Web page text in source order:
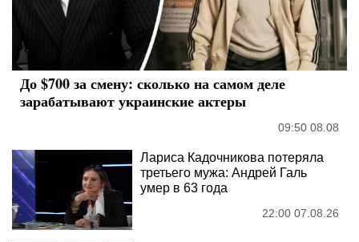
До $700 за смену: сколько на самом деле
зарабатывают украинские актеры
09:50 08.08
Лариса Кадочникова потеряла
третьего мужа: Андрей Галь
умер в 63 года
22:00 07.08.26